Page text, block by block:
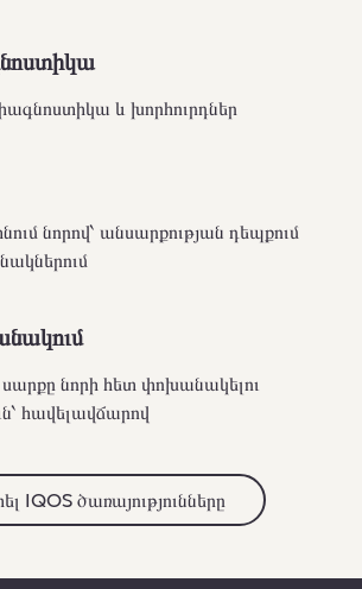
և խորհուրդներ
նորով՝ անսարքության դեպքում
նորի հետ փոխանակելու
հավելավճարով
IQOS ծառայությունները